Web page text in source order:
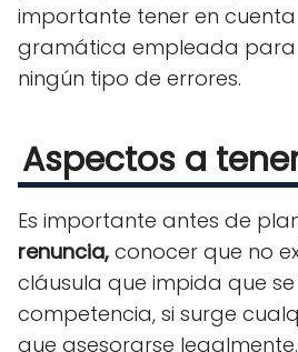
importante tener en
gramática empleada
ningún tipo de errores.
Aspectos a
Es importante antes de
renuncia, conocer que no
cláusula que impida que
competencia, si surge
que asesorarse